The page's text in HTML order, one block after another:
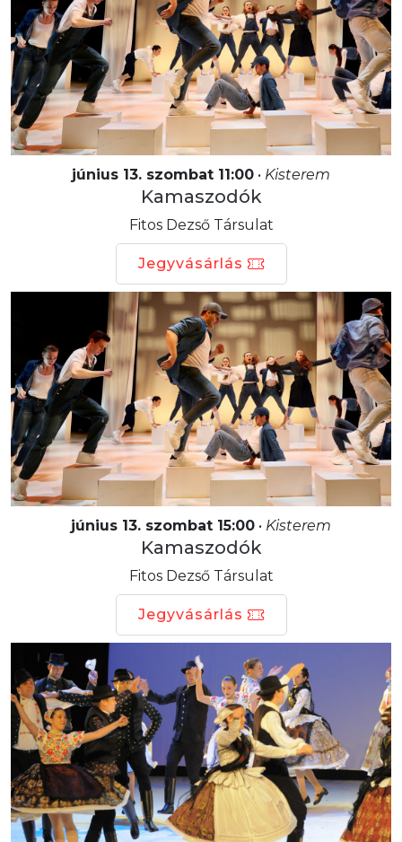
június 13. szombat 11:00 • Kisterem
Kamaszodók
Fitos Dezső Társulat
Jegyvásárlás
június 13. szombat 15:00 • Kisterem
Kamaszodók
Fitos Dezső Társulat
Jegyvásárlás